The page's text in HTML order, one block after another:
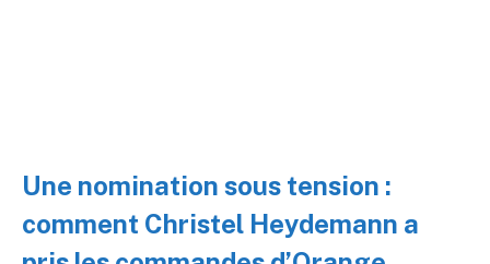
Une nomination sous tension :
comment Christel Heydemann a